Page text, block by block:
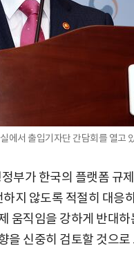
에서 출입기자단 간담회를 열고
부가 한국의 플랫폼 규
지 않도록 적절히 대응
움직임을 강하게 반대하
을 신중히 검토할 것으로